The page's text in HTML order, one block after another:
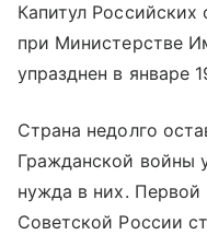
Капитул
при Министерстве
упразднен в январе
Страна недолго
Гражданской войны
нужда в них. Первой
Советской России